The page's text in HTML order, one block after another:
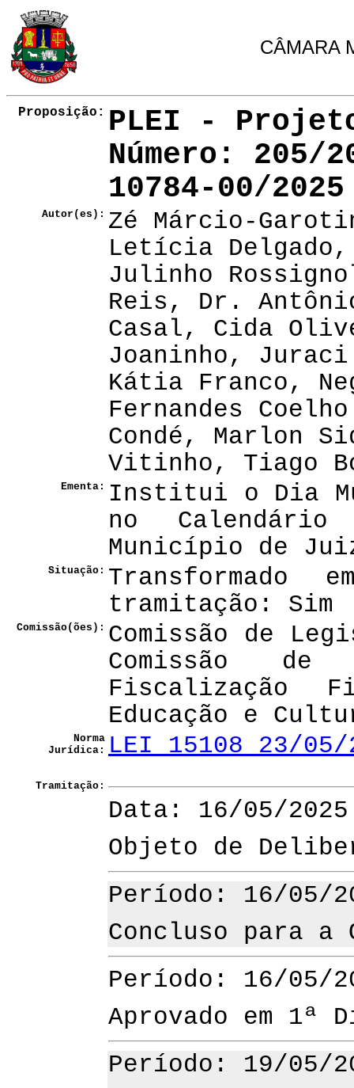
CÂMARA
Proposição: PLEI -
Número : 205/
10784-00/2025
Autor(es): Zé Márcio-
Letícia Delgado,
Julinho
Reis, Dr.
Casal, Cida
Joaninho,
Kátia Franco,
Fernandes
Condé, Marlon
Vitinho, Tiago
Ementa:
Institui o Dia
no
Município de
Situação: Transformado
tramitação: Sim
Comissão(ões): Comissão de
Comissão de
Fiscalização
Educação e
Norma
Jurídica:
LEI 15108 23/05/
Tramitação:
Data: 16/05/2025
Objeto de
Período: 16/05/
Concluso para a
Período: 16/05/
Aprovado em 1ª
Período: 19/05/